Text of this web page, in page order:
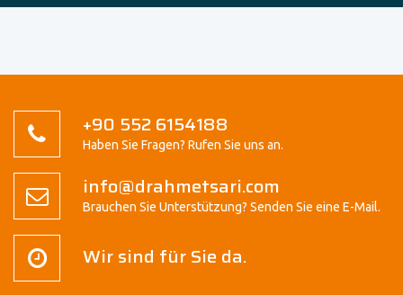
+90 552 6154188
Haben Sie Fragen? Rufen Sie uns an.
info@drahmetsari.com
Brauchen Sie Unterstützung? Senden Sie eine E-Mail.
Wir sind für Sie da.